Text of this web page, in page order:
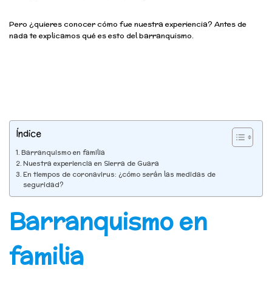
Pero ¿quieres conocer cómo fue nuestra experiencia? Antes de
nada te explicamos qué es esto del barranquismo.
Índice
Barranquismo en familia
Nuestra experiencia en Sierra de Guara
En tiempos de coronavirus: ¿cómo serán las medidas de
seguridad?
Barranquismo en
familia